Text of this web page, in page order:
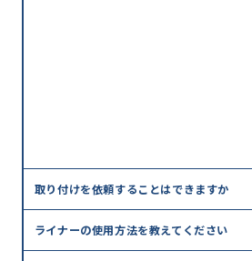
取り付けを依頼することはできますか
ライナーの使用方法を教えてください